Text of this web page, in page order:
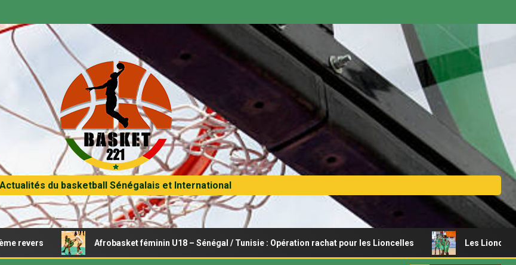
Actualités du basketball Sénégalais et International
Afrobasket féminin U18 – Sénégal / Tunisie : Opération rachat pour les Lioncelles Les Lionceaux s’offrent